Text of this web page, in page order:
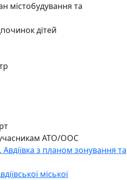
містобудування та
дітей
АТО/ООС
з планом зонування та
міської